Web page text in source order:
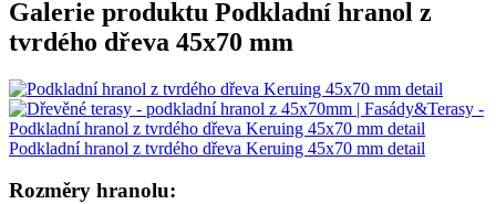
Galerie produktu Podkladní hranol z
tvrdého dřeva 45x70 mm
Podkladní hranol z tvrdého dřeva Keruing 45x70 mm detail
Rozměry hranolu: